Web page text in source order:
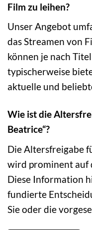
Film zu leihen?
Unser Angebot
das Streamen von
können je nach
typischerweise
aktuelle und
Wie ist die
Beatrice“?
Die Altersfreigabe
wird prominent auf
Diese Information
fundierte
Sie oder die